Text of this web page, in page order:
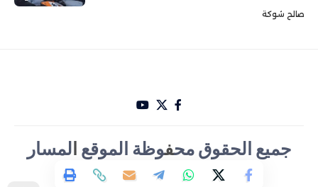
صالح شوكة
جميع الحقوق محفوظة الموقع المسار
الأخباري تصميم Hakam